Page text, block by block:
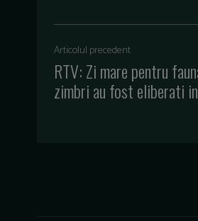
Articolul precedent
RTV: Zi mare pentru
zimbri au fost eliberati